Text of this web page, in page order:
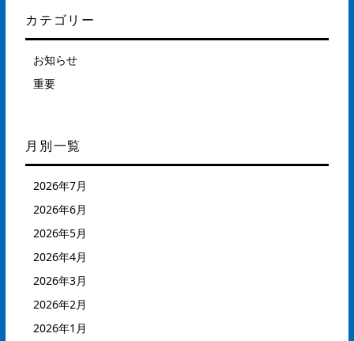
カテゴリー
お知らせ
重要
月別一覧
2026年7月
2026年6月
2026年5月
2026年4月
2026年3月
2026年2月
2026年1月